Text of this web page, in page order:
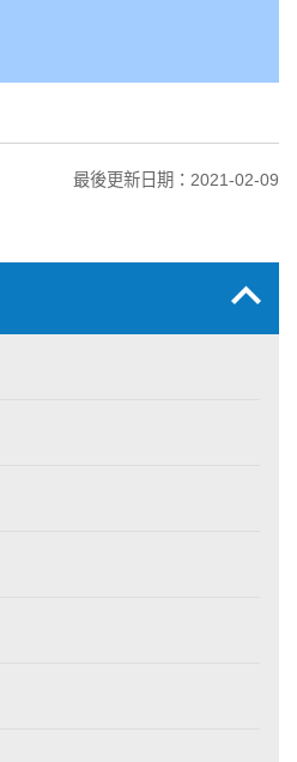
最後更新日期：2021-02-09